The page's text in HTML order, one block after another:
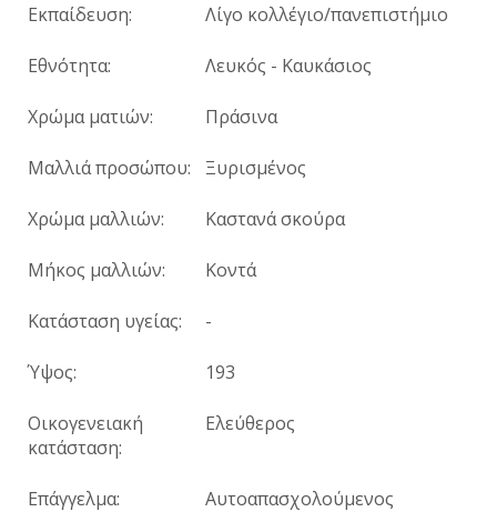
Εκπαίδευση: Λίγο κολλέγιο/πανεπιστήμιο
Εθνότητα: Λευκός - Καυκάσιος
Χρώμα ματιών: Πράσινα
Μαλλιά προσώπου: Ξυρισμένος
Χρώμα μαλλιών: Καστανά σκούρα
Μήκος μαλλιών: Κοντά
Κατάσταση υγείας: -
Ύψος: 193
Οικογενειακή
κατάσταση:
Ελεύθερος
Επάγγελμα: Αυτοαπασχολούμενος